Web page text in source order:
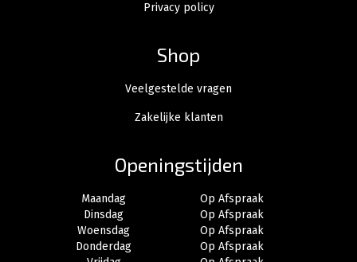
Privacy policy
Shop
Veelgestelde vragen
Zakelijke klanten
Openingstijden
Maandag
Dinsdag
Woensdag
Donderdag
Op Afspraak
Op Afspraak
Op Afspraak
Op Afspraak